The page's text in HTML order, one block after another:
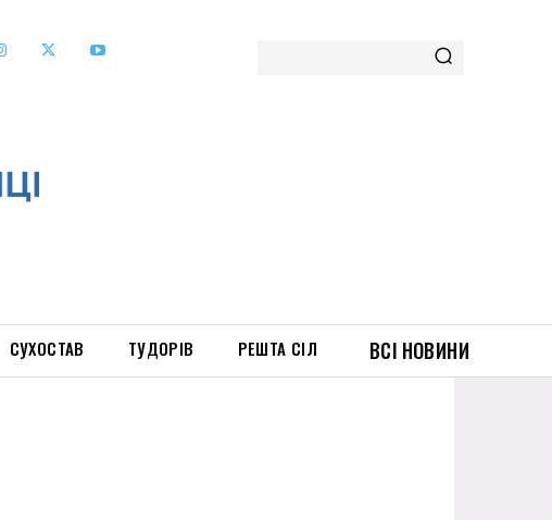
СУХОСТАВ ТУДОРІВ РЕШТА СІЛ ВСІ НОВИНИ